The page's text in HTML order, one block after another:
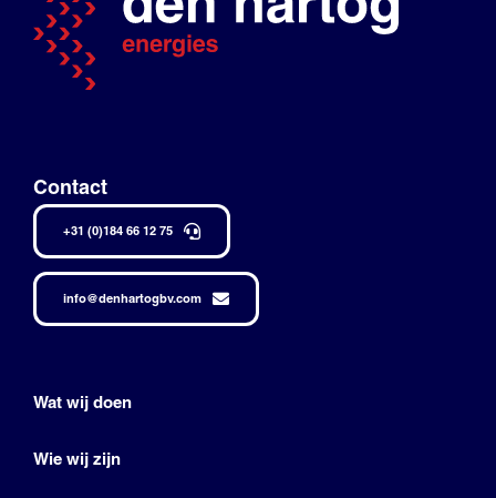
Contact
+31 (0)184 66 12 75
info@denhartogbv.com
Wat wij doen
Wie wij zijn